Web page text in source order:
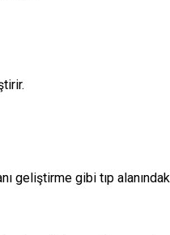
geliştirme gibi tıp